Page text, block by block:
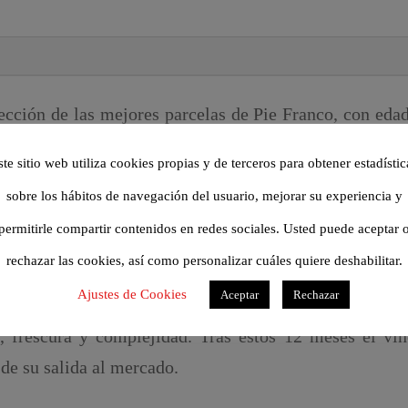
de las mejores parcelas de Pie Franco, con
exclusivamente con mosto yema, sin prensar,
semana de septiembre de 2020, en su
a la bodega.
sus aromas y complejidad y una vez
12 meses, el resto del vino se mantiene
y complejidad. Tras estos 12 meses el
su salida al mercado.
sitio web utiliza cookies propias y de terceros para obtener
sobre los hábitos de navegación del usuario, mejorar su experiencia y
compartir contenidos en redes sociales. Usted puede aceptar o
rechazar las cookies, así como personalizar cuáles quiere deshabilitar.
Ajustes de Cookies Aceptar Rechazar